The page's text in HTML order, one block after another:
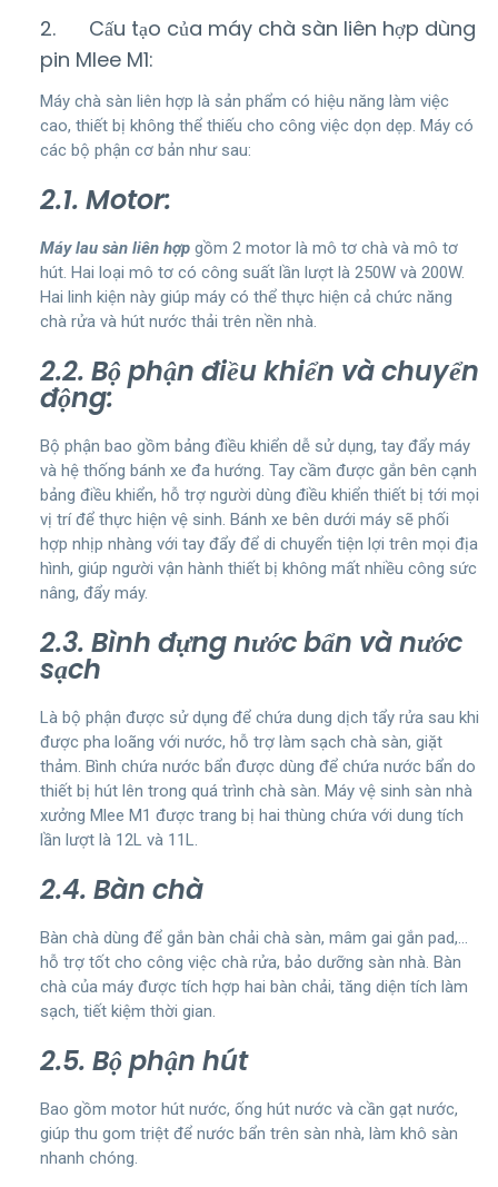
2. Cấu tạo của máy chà sàn liên hợp dùng
pin Mlee M1:
Máy chà sàn liên hợp là sản phẩm có hiệu năng làm việc
cao, thiết bị không thể thiếu cho công việc dọn dẹp. Máy có
các bộ phận cơ bản như sau:
2.1. Motor:
Máy lau sàn liên hợp gồm 2 motor là mô tơ chà và mô tơ
hút. Hai loại mô tơ có công suất lần lượt là 250W và 200W.
Hai linh kiện này giúp máy có thể thực hiện cả chức năng
chà rửa và hút nước thải trên nền nhà.
2.2. Bộ phận điều khiển và chuyển
động:
Bộ phận bao gồm bảng điều khiển dễ sử dụng, tay đẩy máy
và hệ thống bánh xe đa hướng. Tay cầm được gắn bên cạnh
bảng điều khiển, hỗ trợ người dùng điều khiển thiết bị tới mọi
vị trí để thực hiện vệ sinh. Bánh xe bên dưới máy sẽ phối
hợp nhịp nhàng với tay đẩy để di chuyển tiện lợi trên mọi địa
hình, giúp người vận hành thiết bị không mất nhiều công sức
nâng, đẩy máy.
2.3. Bình đựng nước bẩn và nước
sạch
Là bộ phận được sử dụng để chứa dung dịch tẩy rửa sau khi
được pha loãng với nước, hỗ trợ làm sạch chà sàn, giặt
thảm. Bình chứa nước bẩn được dùng để chứa nước bẩn do
thiết bị hút lên trong quá trình chà sàn. Máy vệ sinh sàn nhà
xưởng Mlee M1 được trang bị hai thùng chứa với dung tích
lần lượt là 12L và 11L.
2.4. Bàn chà
Bàn chà dùng để gắn bàn chải chà sàn, mâm gai gắn pad,…
hỗ trợ tốt cho công việc chà rửa, bảo dưỡng sàn nhà. Bàn
chà của máy được tích hợp hai bàn chải, tăng diện tích làm
sạch, tiết kiệm thời gian.
2.5. Bộ phận hút
Bao gồm motor hút nước, ống hút nước và cần gạt nước,
giúp thu gom triệt để nước bẩn trên sàn nhà, làm khô sàn
nhanh chóng.